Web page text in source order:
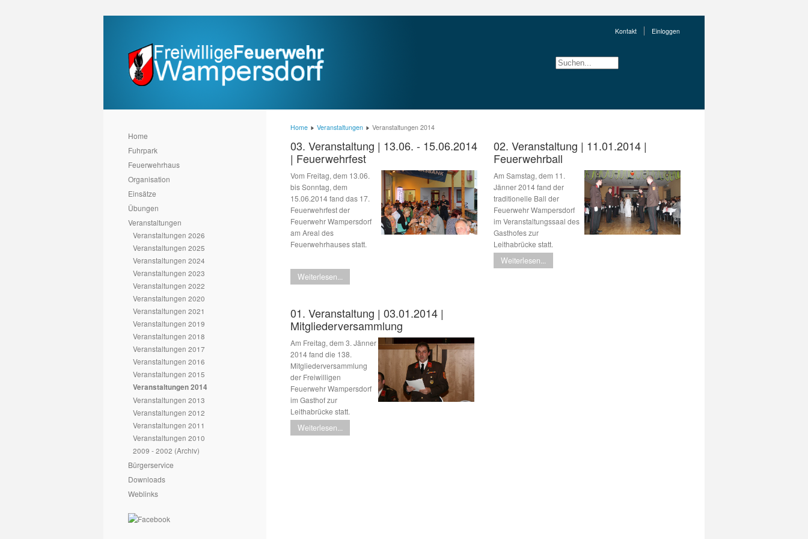
Kontakt Einloggen
Home
Fuhrpark
Feuerwehrhaus
Organisation
Einsätze
Übungen
Veranstaltungen
Veranstaltungen 2026
Veranstaltungen 2025
Veranstaltungen 2024
Veranstaltungen 2023
Veranstaltungen 2022
Veranstaltungen 2020
Veranstaltungen 2021
Veranstaltungen 2019
Veranstaltungen 2018
Veranstaltungen 2017
Veranstaltungen 2016
Veranstaltungen 2015
Veranstaltungen 2014
Veranstaltungen 2013
Veranstaltungen 2012
Veranstaltungen 2011
Veranstaltungen 2010
2009 - 2002 (Archiv)
Bürgerservice
Downloads
Weblinks
Home Veranstaltungen Veranstaltungen 2014
03. Veranstaltung | 13.06. - 15.06.2014
| Feuerwehrfest
Vom Freitag, dem 13.06.
bis Sonntag, dem
15.06.2014 fand das 17.
Feuerwehrfest der
Feuerwehr Wampersdorf
am Areal des
Feuerwehrhauses statt.
Weiterlesen...
02. Veranstaltung | 11.01.2014 |
Feuerwehrball
Am Samstag, dem 11.
Jänner 2014 fand der
traditionelle Ball der
Feuerwehr Wampersdorf
im Veranstaltungssaal des
Gasthofes zur
Leithabrücke statt.
Weiterlesen...
01. Veranstaltung | 03.01.2014 |
Mitgliederversammlung
Am Freitag, dem 3. Jänner
2014 fand die 138.
Mitgliederversammlung
der Freiwilligen
Feuerwehr Wampersdorf
im Gasthof zur
Leithabrücke statt.
Weiterlesen...